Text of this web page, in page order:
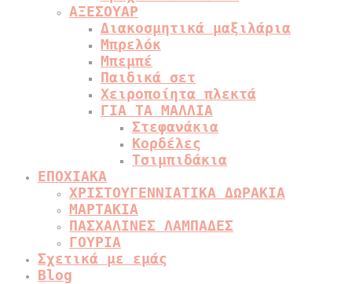
ΑΞΕΣΟΥΑΡ
Διακοσμητικά μαξιλάρια
Μπρελόκ
Μπεμπέ
Παιδικά σετ
Χειροποίητα πλεκτά
ΓΙΑ ΤΑ ΜΑΛΛΙΑ
Στεφανάκια
Κορδέλες
Τσιμπιδάκια
ΕΠΟΧΙΑΚΑ
ΧΡΙΣΤΟΥΓΕΝΝΙΑΤΙΚΑ ΔΩΡΑΚΙΑ
ΜΑΡΤΑΚΙΑ
ΠΑΣΧΑΛΙΝΕΣ ΛΑΜΠΑΔΕΣ
ΓΟΥΡΙΑ
Σχετικά με εμάς
Blog